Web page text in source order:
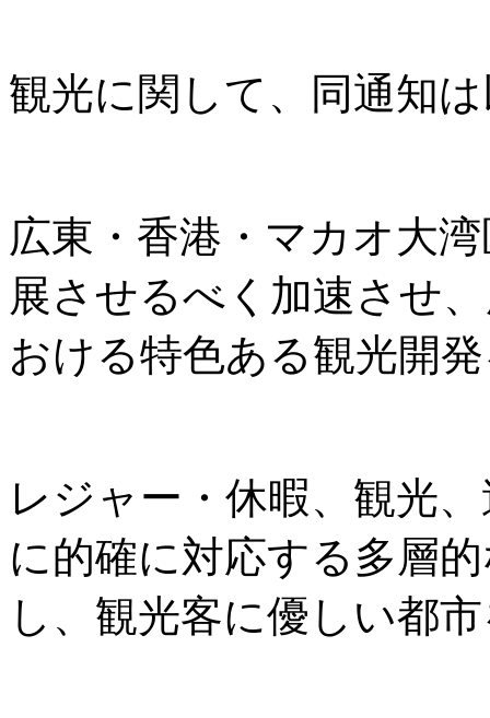
観光に関して、同通知
広東・香港・マカオ大
展させるべく加速させ
おける特色ある観光開
レジャー・休暇、観光
に的確に対応する多層
し、観光客に優しい都